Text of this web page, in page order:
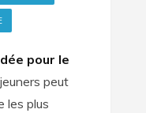
pour le
peut
les plus